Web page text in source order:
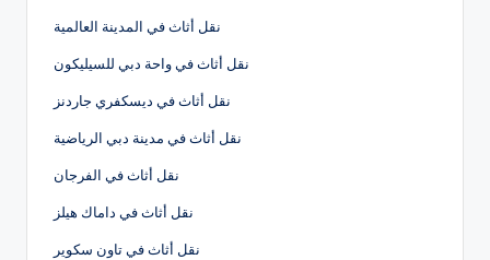
نقل أثاث في المدينة العالمية
نقل أثاث في واحة دبي للسيليكون
نقل أثاث في ديسكفري جاردنز
نقل أثاث في مدينة دبي الرياضية
نقل أثاث في الفرجان
نقل أثاث في داماك هيلز
نقل أثاث في تاون سكوير